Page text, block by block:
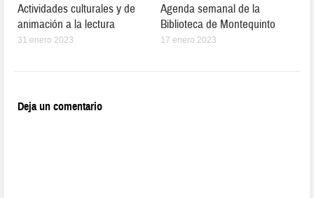
Actividades culturales y de
animación a la lectura
31 enero 2023
Agenda semanal de la
Biblioteca de Montequinto
17 enero 2023
Deja un comentario